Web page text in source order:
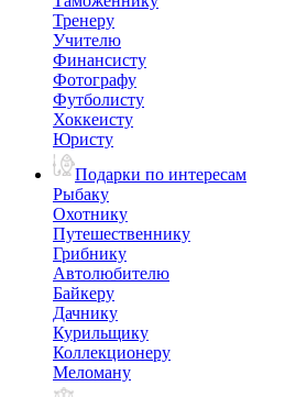
Тренеру
Учителю
Финансисту
Фотографу
Футболисту
Хоккеисту
Юристу
Подарки по интересам
Рыбаку
Охотнику
Путешественнику
Грибнику
Автолюбителю
Байкеру
Дачнику
Курильщику
Коллекционеру
Меломану